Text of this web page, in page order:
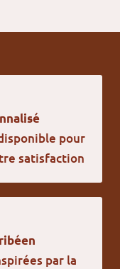
pour
satisfaction
par la